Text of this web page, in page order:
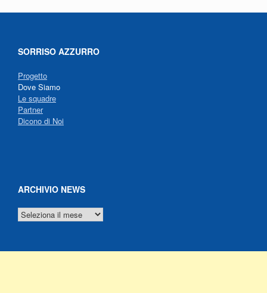
SORRISO AZZURRO
Progetto
Dove Siamo
Le squadre
Partner
Dicono di Noi
ARCHIVIO NEWS
ARCHIVIO
NEWS